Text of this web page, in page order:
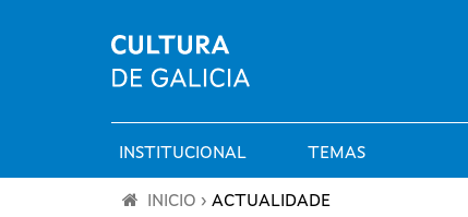
Menú
INSTITUCIONAL TEMAS
INICIO › ACTUALIDADE